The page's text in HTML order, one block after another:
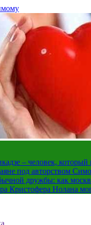
– человек,
под авторством
дружбы: как
Кристофера Нолана